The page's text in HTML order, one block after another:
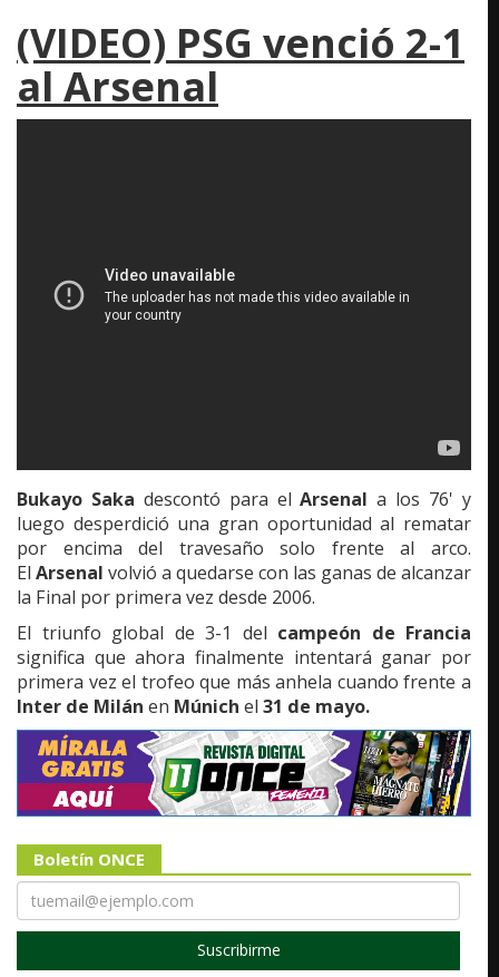
(VIDEO) PSG venció 2-1
al Arsenal
Bukayo Saka descontó para elArsenal a los 76' y
luego desperdició una gran oportunidad al rematar
por encima del travesaño solo frente al arco.
El Arsenal volvió a quedarse con las ganas de alcanzar
la Final por primera vez desde 2006.
El triunfo global de 3-1 del campeón de Francia
significa que ahora finalmente intentará ganar por
primera vez el trofeo que más anhela cuando frente a
Inter de Milán en Múnich el 31 de mayo.
Boletín ONCE
Suscribirme